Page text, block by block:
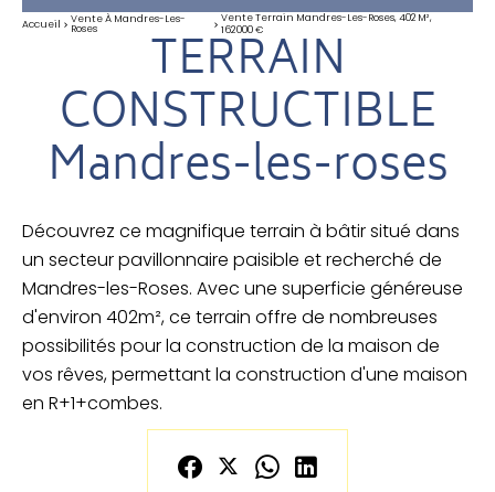
Accueil Vente À Mandres-Les-
Roses
Vente Terrain Mandres-Les-Roses, 402 M²,
162 000 €
TERRAIN
CONSTRUCTIBLE
Mandres-les-roses
Découvrez ce magnifique terrain à bâtir situé dans
un secteur pavillonnaire paisible et recherché de
Mandres-les-Roses. Avec une superficie généreuse
d'environ 402m², ce terrain offre de nombreuses
possibilités pour la construction de la maison de
vos rêves, permettant la construction d'une maison
en R+1+combes.